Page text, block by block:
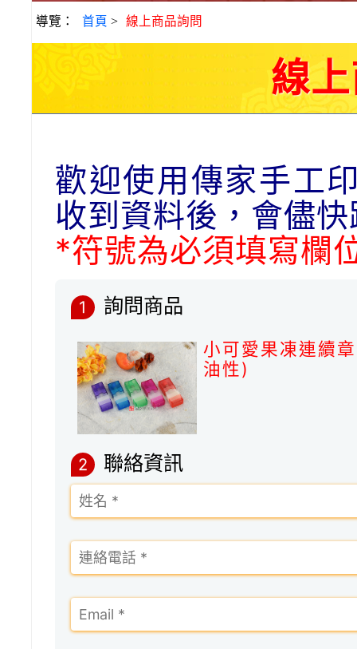
導覽： 首頁 > 線上商品詢問
線
歡迎使用傳家手工
收到資料後，會儘
*符號為必須填寫欄
1 詢問商品
小可愛果凍連續
油性)
2 聯絡資訊